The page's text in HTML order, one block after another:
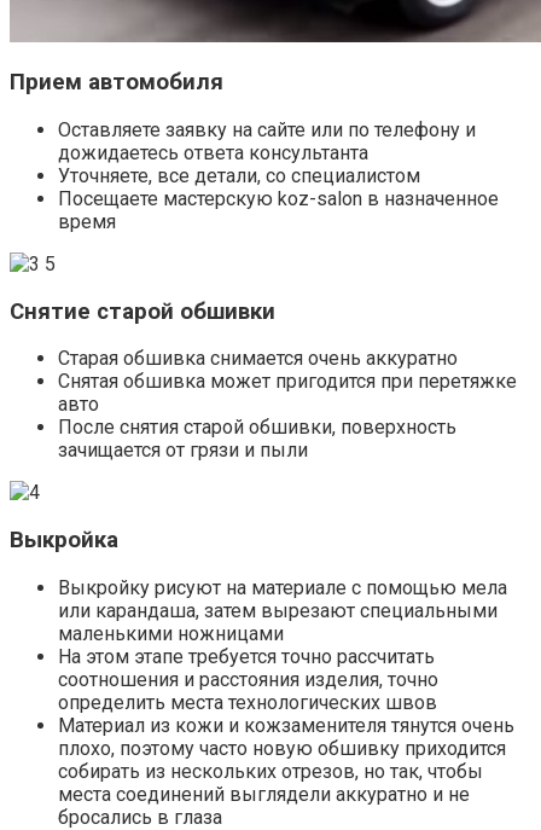
Прием автомобиля
Оставляете заявку на сайте или по телефону и
дожидаетесь ответа консультанта
Уточняете, все детали, со специалистом
Посещаете мастерскую koz-salon в назначенное
время
Снятие старой обшивки
Старая обшивка снимается очень аккуратно
Снятая обшивка может пригодится при перетяжке
авто
После снятия старой обшивки, поверхность
зачищается от грязи и пыли
Выкройка
Выкройку рисуют на материале с помощью мела
или карандаша, затем вырезают специальными
маленькими ножницами
На этом этапе требуется точно рассчитать
соотношения и расстояния изделия, точно
определить места технологических швов
Материал из кожи и кожзаменителя тянутся очень
плохо, поэтому часто новую обшивку приходится
собирать из нескольких отрезов, но так, чтобы
места соединений выглядели аккуратно и не
бросались в глаза